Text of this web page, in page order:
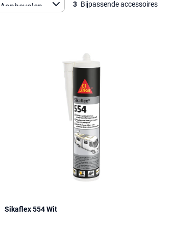
3 Bijpassende accessoires
Sikaflex 554 Wit